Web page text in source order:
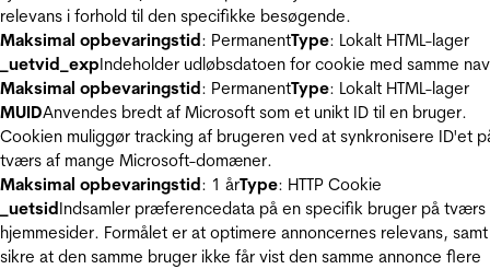
relevans i forhold til den specifikke besøgende.
Maksimal opbevaringstid: PermanentType: Lokalt HTML-lager
_uetvid_expIndeholder udløbsdatoen for cookie med samme
Maksimal opbevaringstid: PermanentType: Lokalt HTML-lager
MUIDAnvendes bredt af Microsoft som et unikt ID til en bruger.
Cookien muliggør tracking af brugeren ved at synkronisere ID'et
tværs af mange Microsoft-domæner.
Maksimal opbevaringstid: 1 årType: HTTP Cookie
_uetsidIndsamler præferencedata på en specifik bruger på tværs
hjemmesider. Formålet er at optimere annoncernes relevans, samt
sikre at den samme bruger ikke får vist den samme annonce flere